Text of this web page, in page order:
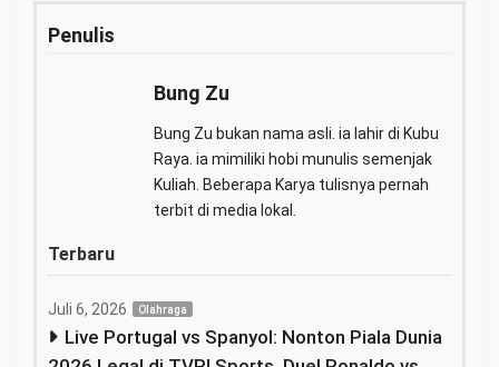
Penulis
Bung Zu
Bung Zu bukan nama asli. ia lahir di Kubu
Raya. ia mimiliki hobi munulis semenjak
Kuliah. Beberapa Karya tulisnya pernah
terbit di media lokal.
Terbaru
Juli 6, 2026 Olahraga
Live Portugal vs Spanyol: Nonton Piala Dunia